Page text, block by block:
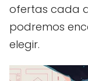
ofertas cada
podremos
elegir.